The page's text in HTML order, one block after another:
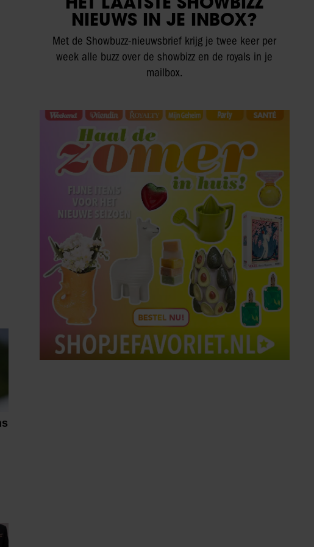
NIEUWS IN JE INBOX?
Met de Showbuzz-nieuwsbrief krijg je twee keer per
week alle buzz over de showbizz en de royals in je
mailbox.